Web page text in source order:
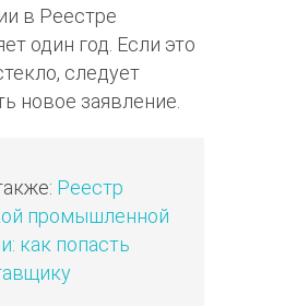
в Реестре
один год. Если это
следует
новое заявление.
Реестр
промышленной
как попасть